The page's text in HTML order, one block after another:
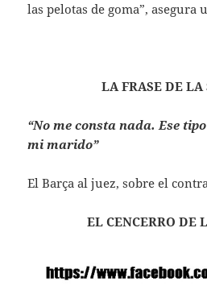
las pelotas de goma”, asegura
LA FRASE DE LA
“No me consta nada. Ese
mi marido”
El Barça al juez, sobre el
EL CENCERRO DE